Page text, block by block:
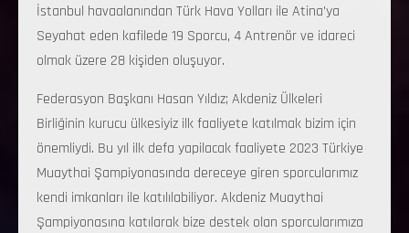
İstanbul havaalanından Türk Hava Yolları ile Atina’ya
Seyahat eden kafilede 19 Sporcu, 4 Antrenör ve idareci
olmak üzere 28 kişiden oluşuyor.
Federasyon Başkanı Hasan Yıldız; Akdeniz Ülkeleri
Birliğinin kurucu ülkesiyiz ilk faaliyete katılmak bizim için
önemliydi. Bu yıl ilk defa yapilacak faaliyete 2023 Türkiye
Muaythai Şampiyonasında dereceye giren sporcularımız
kendi imkanları ile katılılabiliyor. Akdeniz Muaythai
Şampiyonasına katılarak bize destek olan sporcularımıza